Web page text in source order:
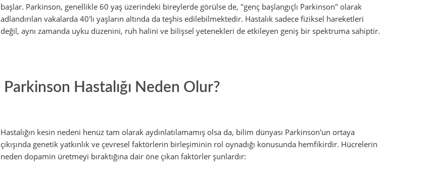
başlar. Parkinson, genellikle 60 yaş üzerindeki bireylerde görülse de, "genç başlangıçlı Parkinson" olarak
adlandırılan vakalarda 40'lı yaşların altında da teşhis edilebilmektedir. Hastalık sadece fiziksel hareketleri
değil, aynı zamanda uyku düzenini, ruh halini ve bilişsel yetenekleri de etkileyen geniş bir spektruma sahiptir.
Parkinson Hastalığı Neden Olur?
Hastalığın kesin nedeni henüz tam olarak aydınlatılamamış olsa da, bilim dünyası Parkinson'un ortaya
çıkışında genetik yatkınlık ve çevresel faktörlerin birleşiminin rol oynadığı konusunda hemfikirdir. Hücrelerin
neden dopamin üretmeyi bıraktığına dair öne çıkan faktörler şunlardır: